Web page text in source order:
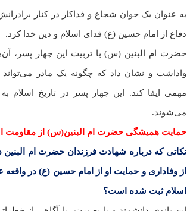
به عنوان یک جوان شجاع و فداکار در کنار
دفاع از امام حسین (ع) فدای اسلام و دین خدا کرد.
حضرت ام البنین (س) با تربیت این چهار پسر،
واداشت و نشان داد که چگونه یک مادر
مهمی ایفا کند. این چهار پسر در تاریخ اسلام
می‌شوند.
حمایت همیشگی حضرت ام البنین(س) از مقاومت
نکاتی که درباره شهادت فرزندان حضرت ام البنین
از وفاداری و حمایت او از امام حسین (ع) در واقعه
اسلام ثبت شده است؟